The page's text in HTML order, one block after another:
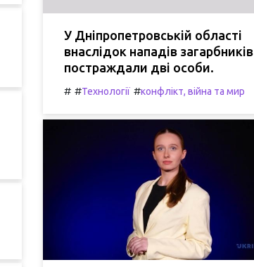
У Дніпропетровській області
внаслідок нападів загарбників
постраждали дві особи.
# #Технології #конфлікт, війна та мир